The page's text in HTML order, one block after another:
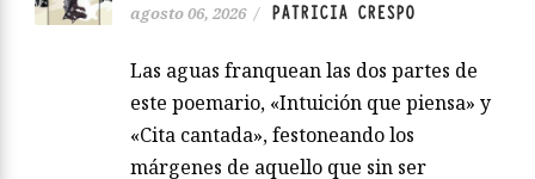
agosto 06, 2026 / PATRICIA CRESPO
Las aguas franquean las dos partes de
este poemario, «Intuición que piensa» y
«Cita cantada», festoneando los
márgenes de aquello que sin ser